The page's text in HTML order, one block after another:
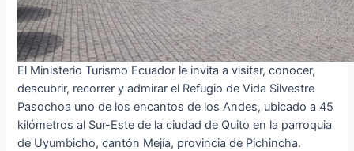
El Ministerio Turismo Ecuador le invita a visitar, conocer,
descubrir, recorrer y admirar el Refugio de Vida Silvestre
Pasochoa uno de los encantos de los Andes, ubicado a 45
kilómetros al Sur-Este de la ciudad de Quito en la parroquia
de Uyumbicho, cantón Mejía, provincia de Pichincha.